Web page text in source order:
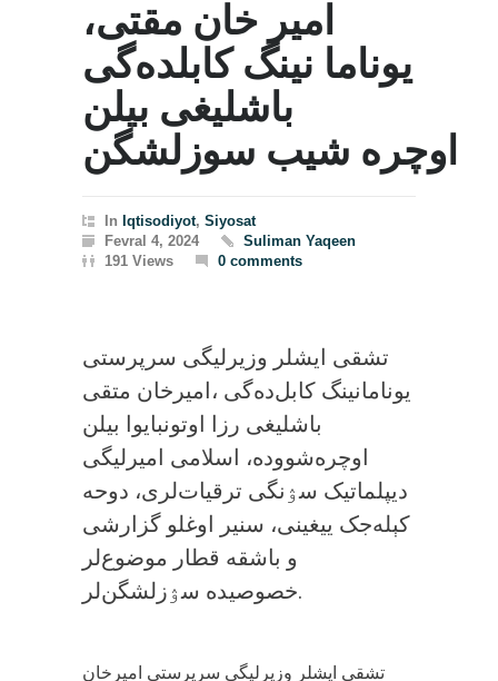
امیر خان مقتی،
یوناما نینگ کابلده‌گی
باشلیغی بیلن
اوچره شیب سوزلشگن
In Iqtisodiyot, Siyosat
Fevral 4, 2024
Suliman Yaqeen
191 Views
0 comments
‏تشقی ایشلر وزیرلیگی سرپرستی
امیرخان متقی، ‎یونامانینگ کابل‌ده‌گی
باشلیغی رزا اوتونبایوا بیلن
اوچره‌شووده، اسلامی امیرلیگی
دیپلماتیک سۉنگی ترقیات‌لری، دوحه
کېله‌جک ییغینی، سنیر اوغلو گزارشی
و باشقه قطار موضوع‌لر
خصوصیده سۉزلشگن‌لر.
‏تشقی ایشلر وزیرلیگی سرپرستی امیرخان